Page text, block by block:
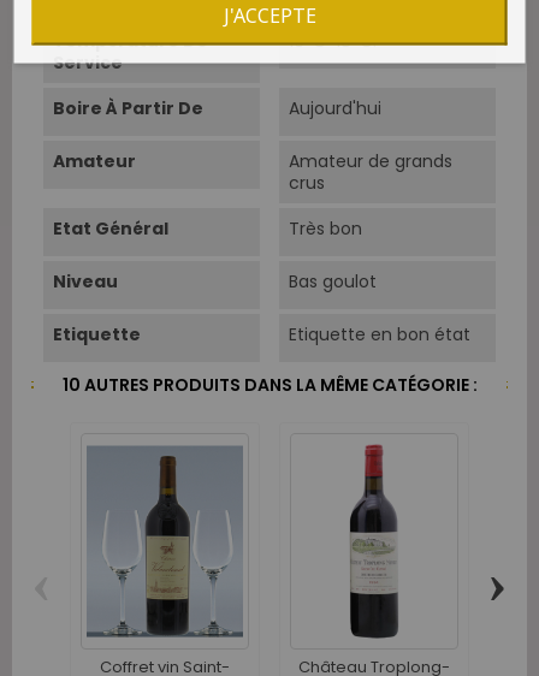
Température De
Service
16°C-18°C.
Boire À Partir De Aujourd'hui
Amateur
Amateur de grands
crus
Etat Général
Très bon
Niveau Bas goulot
Etiquette Etiquette en bon état
10 AUTRES PRODUITS DANS LA MÊME CATÉGORIE :
Coffret vin Saint- Château Troplong-
›
J'ACCEPTE